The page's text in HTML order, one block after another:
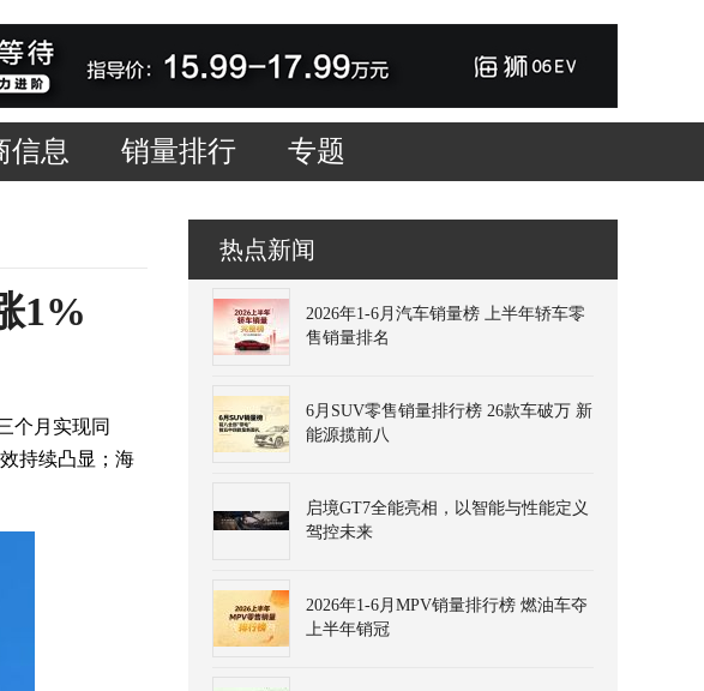
信息 销量排行 专题
1%
个月实现同
持续凸显；海
热点新闻
2026年1-6月汽车销量榜 上半年轿车零
售销量排名
6月SUV零售销量排行榜 26款车破万 新
能源揽前八
启境GT7全能亮相，以智能与性能定义
驾控未来
2026年1-6月MPV销量排行榜 燃油车夺
上半年销冠